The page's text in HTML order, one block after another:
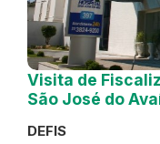
Visita de
São José do
DEFIS